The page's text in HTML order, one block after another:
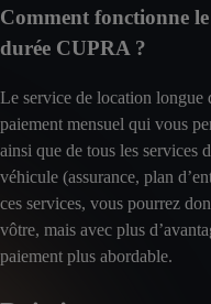
Comment fonctionne
durée CUPRA ?
Le service de location longue
paiement mensuel qui vous
ainsi que de tous les services
véhicule (assurance, plan
ces services, vous pourrez
vôtre, mais avec plus
paiement plus abordable.